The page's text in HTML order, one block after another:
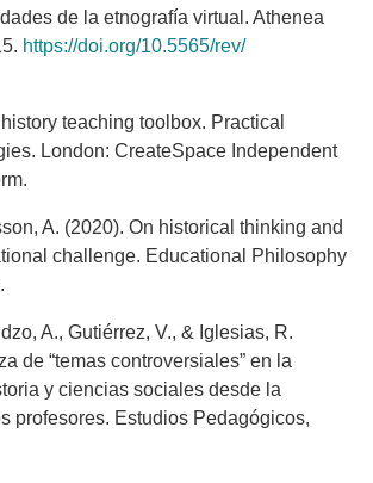
de la etnografía virtual. Athenea
https://doi.org/10.5565/rev/
teaching toolbox. Practical
London: CreateSpace Independent
A. (2020). On historical thinking and
challenge. Educational Philosophy
A., Gutiérrez, V., & Iglesias, R.
de “temas controversiales” en la
y ciencias sociales desde la
profesores. Estudios Pedagógicos,